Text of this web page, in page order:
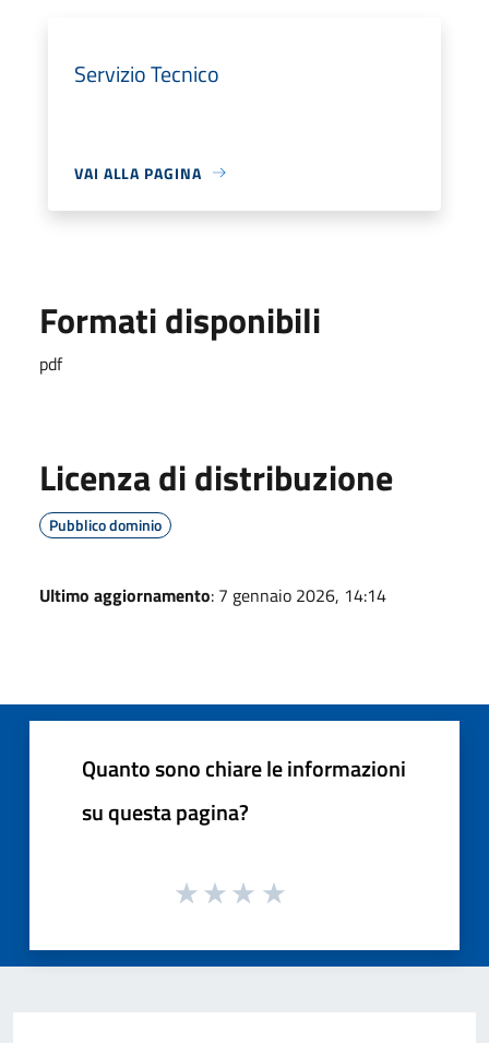
Servizio Tecnico
VAI ALLA PAGINA
Formati disponibili
pdf
Licenza di distribuzione
Pubblico dominio
Ultimo aggiornamento: 7 gennaio 2026, 14:14
Quanto sono chiare le informazioni
su questa pagina?